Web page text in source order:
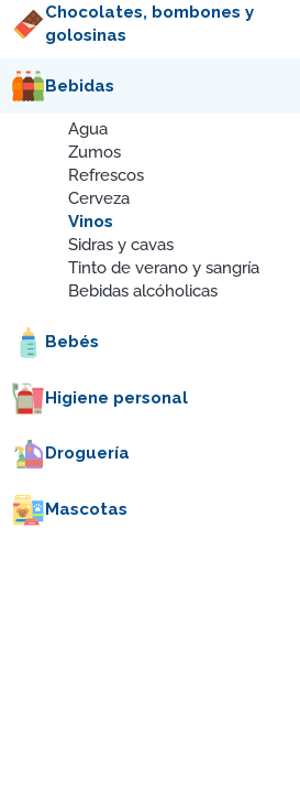
Chocolates, bombones y
golosinas
Bebidas
Agua
Zumos
Refrescos
Cerveza
Vinos
Sidras y cavas
Tinto de verano y sangría
Bebidas alcóholicas
Bebés
Higiene personal
Droguería
Mascotas